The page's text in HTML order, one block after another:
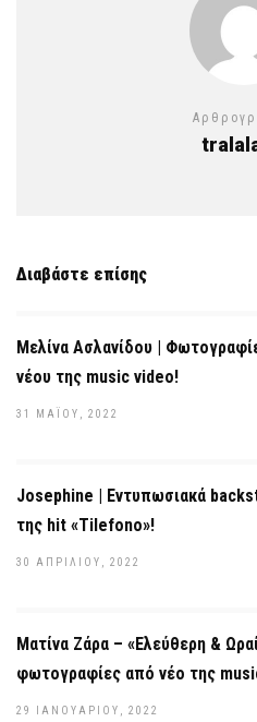
Διαβάστε επίσης
Μελίνα Ασλανίδου |
νέου της music video!
31 ΜΑΪ́ΟΥ, 2022
Josephine | Εντυπωσιακά
της hit «Tilefono»!
30 ΑΠΡΙΛΊΟΥ, 2022
Ματίνα Ζάρα – «Ελεύθερη &
φωτογραφίες από νέο της
29 ΙΑΝΟΥΑΡΊΟΥ, 2022